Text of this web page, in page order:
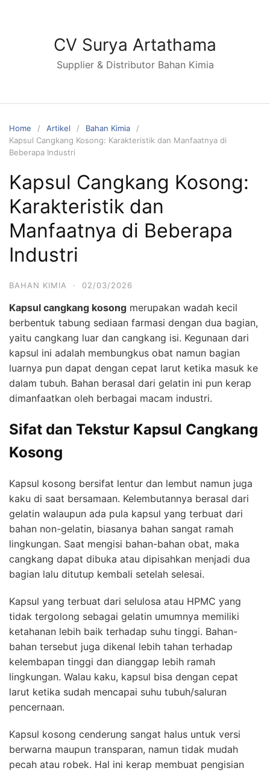
CV Surya Artathama
Supplier & Distributor Bahan Kimia
Home Artikel
Bahan Kimia
Kapsul Cangkang Kosong: Karakteristik dan Manfaatnya di
Beberapa Industri
Kapsul Cangkang Kosong:
Karakteristik dan
Manfaatnya di Beberapa
Industri
BAHAN KIMIA · 02/03/2026
Kapsul cangkang kosong merupakan wadah kecil
berbentuk tabung sediaan farmasi dengan dua bagian,
yaitu cangkang luar dan cangkang isi. Kegunaan dari
kapsul ini adalah membungkus obat namun bagian
luarnya pun dapat dengan cepat larut ketika masuk ke
dalam tubuh. Bahan berasal dari gelatin ini pun kerap
dimanfaatkan oleh berbagai macam industri.
Sifat dan Tekstur Kapsul Cangkang
Kosong
Kapsul kosong bersifat lentur dan lembut namun juga
kaku di saat bersamaan. Kelembutannya berasal dari
gelatin walaupun ada pula kapsul yang terbuat dari
bahan non-gelatin, biasanya bahan sangat ramah
lingkungan. Saat mengisi bahan-bahan obat, maka
cangkang dapat dibuka atau dipisahkan menjadi dua
bagian lalu ditutup kembali setelah selesai.
Kapsul yang terbuat dari selulosa atau HPMC yang
tidak tergolong sebagai gelatin umumnya memiliki
ketahanan lebih baik terhadap suhu tinggi. Bahan-
bahan tersebut juga dikenal lebih tahan terhadap
kelembapan tinggi dan dianggap lebih ramah
lingkungan. Walau kaku, kapsul bisa dengan cepat
larut ketika sudah mencapai suhu tubuh/saluran
pencernaan.
Kapsul kosong cenderung sangat halus untuk versi
berwarna maupun transparan, namun tidak mudah
pecah atau robek. Hal ini kerap membuat pengisian